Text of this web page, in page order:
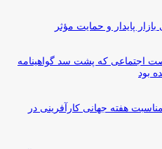
پایدار و حمایت مؤثر
اجتماعی که پشت سد گواهینامه
بود
هفته جهانی کارآفرینی در